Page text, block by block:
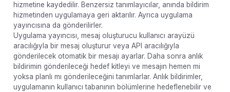
hizmetine kaydedilir. Benzersiz tanımlayıcılar, anında bildirim
hizmetinden uygulamaya geri aktarılır. Ayrıca uygulama
yayıncısına da gönderilirler.
Uygulama yayıncısı, mesaj oluşturucu kullanıcı arayüzü
aracılığıyla bir mesaj oluşturur veya API aracılığıyla
gönderilecek otomatik bir mesajı ayarlar. Daha sonra anlık
bildirimin gönderileceği hedef kitleyi ve mesajın hemen mi
yoksa planlı mı gönderileceğini tanımlarlar. Anlık bildirimler,
uygulamanın kullanıcı tabanının bölümlerine hedeflenebilir ve